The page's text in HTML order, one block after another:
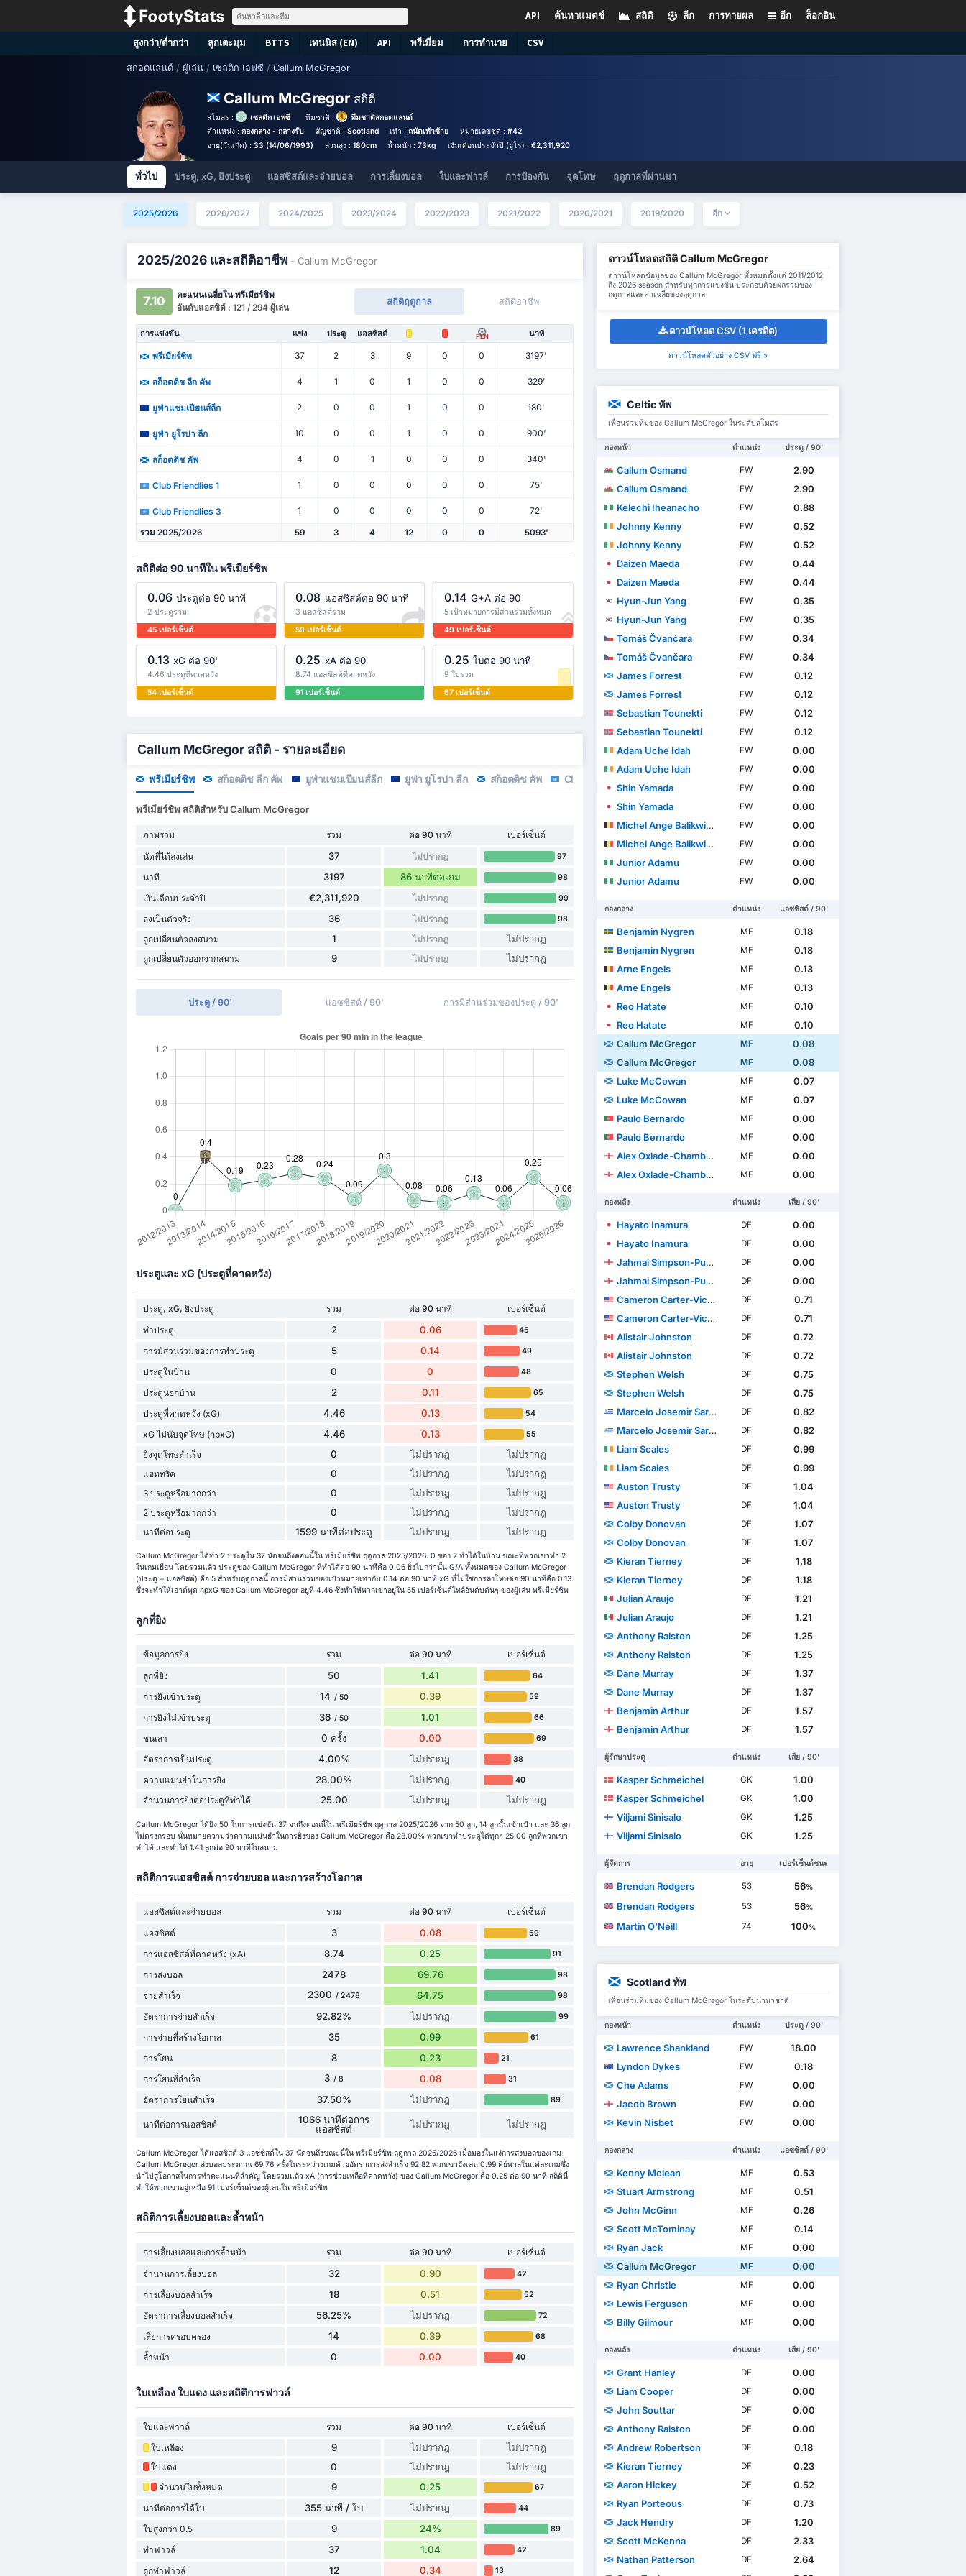
ล็อกอิน
อีก
การทายผล
ลีก
สถิติ
ค้นหาแมตช์
API
สูงกว่า/ต่ำกว่า ลูกเตะมุม BTTS เทนนิส (EN) API พรีเมี่ยม การทำนาย CSV
สกอตแลนด์ / ผู้เล่น / เซลติก เอฟซี / Callum McGregor
Callum McGregor สถิติ
สโมสร : เซลติก เอฟซี ทีมชาติ :
ทีมชาติสกอตแลนด์
ตำแหน่ง :กองกลาง - กลางรับ สัญชาติ : Scotland เท้า :ถนัดเท้าซ้าย หมายเลขชุด : #42
อายุ(วันเกิด) :33 (14/06/1993) ส่วนสูง : 180cm น้ำหนัก :73kg เงินเดือนประจำปี (ยูโร) : €2,311,920
ทั่วไป ประตู, xG, ยิงประตู แอสซิสต์และจ่ายบอล การเลี้ยงบอล ใบและฟาวล์ การป้องกัน จุดโทษ ฤดูกาลที่ผ่านมา
2025/2026 2026/2027 2024/2025 2023/2024 2022/2023 2021/2022 2020/2021 2019/2020 อีก
2025/2026 และสถิติอาชีพ - Callum McGregor
7.10
คะแนนเฉลี่ยใน พรีเมียร์ชิพ
อันดับแอสซิต์ : 121 / 294 ผู้เล่น
สถิติฤดูกาล สถิติอาชีพ
การแข่งขัน แข่ง ประตู แอสซิสต์ PEN นาที
พรีเมียร์ชิพ 37 2 3 9 0 0 3197'
สก็อตติช ลีก คัพ 4 1 0 1 0 0 329'
ยูฟ่าแชมเปียนส์ลีก 2 0 0 1 0 0 180'
ยูฟ่า ยูโรปา ลีก 10 0 0 1 0 0 900'
สก็อตติช คัพ 4 0 1 0 0 0 340'
Club Friendlies 1 1 0 0 0 0 0 75'
Club Friendlies 3 1 0 0 0 0 0 72'
รวม 2025/2026 59 3 4 12 0 0 5093'
สถิติต่อ 90 นาทีใน พรีเมียร์ชิพ
0.06 ประตูต่อ 90 นาที
2 ประตูรวม
45 เปอร์เซ็นต์
0.08 แอสซิสต์ต่อ 90 นาที
3 แอสซิสต์รวม
59 เปอร์เซ็นต์
0.14 G+A ต่อ 90
5 เป้าหมายการมีส่วนร่วมทั้งหมด
49 เปอร์เซ็นต์
0.13 xG ต่อ 90'
4.46 ประตูที่คาดหวัง
54 เปอร์เซ็นต์
0.25 xA ต่อ 90
8.74 แอสซิสต์ที่คาดหวัง
91 เปอร์เซ็นต์
0.25 ใบต่อ 90 นาที
9 ใบรวม
67 เปอร์เซ็นต์
Callum McGregor สถิติ - รายละเอียด
พรีเมียร์ชิพ สก็อตติช ลีก คัพ ยูฟ่าแชมเปียนส์ลีก ยูฟ่า ยูโรปา ลีก สก็อตติช คัพ Club Friendlies 1
พรีเมียร์ชิพ สถิติสำหรับ Callum McGregor
ภาพรวม รวม ต่อ 90 นาที
เปอร์เซ็นต์
นัดที่ได้ลงเล่น
37 ไม่ปรากฎ 97
นาที 3197 86 นาทีต่อเกม 98
เงินเดือนประจำปี €2,311,920 ไม่ปรากฎ 99
ลงเป็นตัวจริง 36 ไม่ปรากฎ 98
ถูกเปลี่ยนตัวลงสนาม 1 ไม่ปรากฎ ไม่ปรากฎ
ถูกเปลี่ยนตัวออกจากสนาม 9 ไม่ปรากฎ ไม่ปรากฎ
ประตู / 90' แอซซิสต์ / 90' การมีส่วนร่วมของประตู / 90'
ประตูและ xG (ประตูที่คาดหวัง)
ประตู, xG, ยิงประตู รวม ต่อ 90 นาที
เปอร์เซ็นต์
ทำประตู
2 0.06 45
การมีส่วนร่วมของการทำประตู 5 0.14 49
ประตูในบ้าน 0 0 48
ประตูนอกบ้าน 2 0.11 65
ประตูที่คาดหวัง (xG) 4.46 0.13 54
xG ไม่นับจุดโทษ (npxG) 4.46 0.13 55
ยิงจุดโทษสำเร็จ 0 ไม่ปรากฎ ไม่ปรากฎ
แฮททริค 0 ไม่ปรากฎ ไม่ปรากฎ
3 ประตูหรือมากกว่า 0 ไม่ปรากฎ ไม่ปรากฎ
2 ประตูหรือมากกว่า 0 ไม่ปรากฎ ไม่ปรากฎ
นาทีต่อประตู 1599 นาทีต่อประตู ไม่ปรากฎ ไม่ปรากฎ
Callum McGregor ได้ทำ 2 ประตูใน 37 นัดจนถึงตอนนี้ใน พรีเมียร์ชิพ ฤดูกาล 2025/2026. 0 ของ 2 ทำได้ในบ้าน ขณะที่พวกเขาทำ 2
ในเกมเยือน โดยรวมแล้ว ประตูของ Callum McGregor ที่ทำได้ต่อ 90 นาทีคือ 0.06 ยิ่งไปกว่านั้น G/A ทั้งหมดของ Callum McGregor
(ประตู + แอสซิสต์) คือ 5 สำหรับฤดูกาลนี้ การมีส่วนร่วมของเป้าหมายเท่ากับ 0.14 ต่อ 90 นาที xG ที่ไม่ใช่การลงโทษต่อ 90 นาทีคือ 0.13
ซึ่งจะทำให้เอาต์พุต npxG ของ Callum McGregor อยู่ที่ 4.46 ซึ่งทำให้พวกเขาอยู่ใน 55 เปอร์เซ็นต์ไทล์อันดับต้นๆ ของผู้เล่น พรีเมียร์ชิพ
ลูกที่ยิง
ข้อมูลการยิง รวม ต่อ 90 นาที
เปอร์เซ็นต์
ลูกที่ยิง
50 1.41 64
การยิงเข้าประตู 14 / 50 0.39 59
การยิงไม่เข้าประตู 36 / 50 1.01 66
ชนเสา 0 ครั้ง 0.00 69
อัตราการเป็นประตู 4.00% ไม่ปรากฎ 38
ความแม่นยำในการยิง 28.00% ไม่ปรากฎ 40
จำนวนการยิงต่อประตูที่ทำได้ 25.00 ไม่ปรากฎ ไม่ปรากฎ
Callum McGregor ได้ยิง 50 ในการแข่งขัน 37 จนถึงตอนนี้ใน พรีเมียร์ชิพ ฤดูกาล 2025/2026 จาก 50 ลูก, 14 ลูกนั้นเข้าเป้า และ 36 ลูก
ไม่ตรงกรอบ นั่นหมายความว่าความแม่นยำในการยิงของ Callum McGregor คือ 28.00% พวกเขาทำประตูได้ทุกๆ 25.00 ลูกที่พวกเขา
ทำได้ และทำได้ 1.41 ลูกต่อ 90 นาทีในสนาม
สถิติการแอสซิสต์ การจ่ายบอล และการสร้างโอกาส
แอสซิสต์และจ่ายบอล รวม ต่อ 90 นาที
เปอร์เซ็นต์
แอสซิสต์
3 0.08 59
การแอสซิสต์ที่คาดหวัง (xA) 8.74 0.25 91
การส่งบอล 2478 69.76 98
จ่ายสำเร็จ 2300 / 2478 64.75 98
อัตราการจ่ายสำเร็จ 92.82% ไม่ปรากฎ 99
การจ่ายที่สร้างโอกาส 35 0.99 61
การโยน 8 0.23 21
การโยนที่สำเร็จ 3 / 8 0.08 31
อัตราการโยนสำเร็จ 37.50% ไม่ปรากฎ 89
นาทีต่อการแอสซิสต์
1066 นาทีต่อการ
แอสซิสต์
ไม่ปรากฎ ไม่ปรากฎ
Callum McGregor ได้แอสซิสต์ 3 แอซซิสต์ใน 37 นัดจนถึงขณะนี้ใน พรีเมียร์ชิพ ฤดูกาล 2025/2026 เมื่อมองในแง่การส่งบอลของเกม
Callum McGregor ส่งบอลประมาณ 69.76 ครั้งในระหว่างเกมด้วยอัตราการส่งสำเร็จ 92.82 พวกเขายังเล่น 0.99 คีย์พาสในแต่ละเกมซึ่ง
นำไปสู่โอกาสในการทำคะแนนที่สำคัญ โดยรวมแล้ว xA (การช่วยเหลือที่คาดหวัง) ของ Callum McGregor คือ 0.25 ต่อ 90 นาที สถิตินี้
ทำให้พวกเขาอยู่เหนือ 91 เปอร์เซ็นต์ของผู้เล่นใน พรีเมียร์ชิพ
สถิติการเลี้ยงบอลและล้ำหน้า
การเลี้ยงบอลและการล้ำหน้า รวม ต่อ 90 นาที
เปอร์เซ็นต์
จำนวนการเลี้ยงบอล
32 0.90 42
การเลี้ยงบอลสำเร็จ 18 0.51 52
อัตราการเลี้ยงบอลสำเร็จ 56.25% ไม่ปรากฎ 72
เสียการครอบครอง 14 0.39 68
ล้ำหน้า 0 0.00 40
ใบเหลือง ใบแดง และสถิติการฟาวล์
ใบและฟาวล์ รวม ต่อ 90 นาที
เปอร์เซ็นต์
ใบเหลือง
9 ไม่ปรากฎ ไม่ปรากฎ
ใบแดง 0 ไม่ปรากฎ ไม่ปรากฎ
จำนวนใบทั้งหมด 9 0.25 67
นาทีต่อการได้ใบ 355 นาที / ใบ ไม่ปรากฎ 44
ใบสูงกว่า 0.5 9 24% 89
ทำฟาวล์ 37 1.04 42
ถูกทำฟาวล์ 12 0.34 13
ดาวน์โหลดสถิติ Callum McGregor
ดาวน์โหลดข้อมูลของ Callum McGregor ทั้งหมดตั้งแต่ 2011/2012
ถึง 2026 season สำหรับทุกการแข่งขัน ประกอบด้วยผลรวมของ
ฤดูกาลและค่าเฉลี่ยของฤดูกาล
ดาวน์โหลด CSV (1 เครดิต)
ดาวน์โหลดตัวอย่าง CSV ฟรี »
Celtic ทัพ
เพื่อนร่วมทีมของ Callum McGregor ในระดับสโมสร
กองหน้า ตำแหน่ง ประตู / 90'
Callum Osmand FW
2.90
Callum Osmand
FW
2.90
Kelechi Iheanacho
FW
0.88
Johnny Kenny
FW
0.52
Johnny Kenny
FW
0.52
Daizen Maeda
FW
0.44
Daizen Maeda
FW
0.44
Hyun-Jun Yang
FW
0.35
Hyun-Jun Yang
FW
0.35
Tomáš Čvančara
FW
0.34
Tomáš Čvančara
FW
0.34
James Forrest
FW
0.12
James Forrest
FW
0.12
Sebastian Tounekti
FW
0.12
Sebastian Tounekti
FW
0.12
Adam Uche Idah
FW
0.00
Adam Uche Idah
FW
0.00
Shin Yamada
FW
0.00
Shin Yamada
FW
0.00
Michel Ange Balikwisha
FW
0.00
Michel Ange Balikwisha
FW
0.00
Junior Adamu
FW
0.00
Junior Adamu
FW 0.00
กองกลาง ตำแหน่ง แอซซิสต์ / 90'
Benjamin Nygren MF
0.18
Benjamin Nygren
MF
0.18
Arne Engels
MF
0.13
Arne Engels
MF
0.13
Reo Hatate
MF
0.10
Reo Hatate
MF
0.10
Callum McGregor
MF
0.08
Callum McGregor
MF
0.08
Luke McCowan
MF
0.07
Luke McCowan
MF
0.07
Paulo Bernardo
MF
0.00
Paulo Bernardo
MF
0.00
Alex Oxlade-Chamberlain
MF
0.00
Alex Oxlade-Chamberlain
MF 0.00
กองหลัง ตำแหน่ง เสีย / 90'
Hayato Inamura DF
0.00
Hayato Inamura
DF
0.00
Jahmai Simpson-Pusey
DF
0.00
Jahmai Simpson-Pusey
DF
0.00
Cameron Carter-Vickers
DF
0.71
Cameron Carter-Vickers
DF
0.71
Alistair Johnston
DF
0.72
Alistair Johnston
DF
0.72
Stephen Welsh
DF
0.75
Stephen Welsh
DF
0.75
Marcelo Josemir Saracchi Pintos
DF
0.82
Marcelo Josemir Saracchi Pintos
DF
0.82
Liam Scales
DF
0.99
Liam Scales
DF
0.99
Auston Trusty
DF
1.04
Auston Trusty
DF
1.04
Colby Donovan
DF
1.07
Colby Donovan
DF
1.07
Kieran Tierney
DF
1.18
Kieran Tierney
DF
1.18
Julian Araujo
DF
1.21
Julian Araujo
DF
1.21
Anthony Ralston
DF
1.25
Anthony Ralston
DF
1.25
Dane Murray
DF
1.37
Dane Murray
DF
1.37
Benjamin Arthur
DF
1.57
Benjamin Arthur
DF 1.57
ผู้รักษาประตู ตำแหน่ง เสีย / 90'
Kasper Schmeichel GK
1.00
Kasper Schmeichel
GK
1.00
Viljami Sinisalo
GK
1.25
Viljami Sinisalo
GK 1.25
ผู้จัดการ อายุ เปอร์เซ็นต์ชนะ
Brendan Rodgers 53 56%
Brendan Rodgers 53 56%
Martin O'Neill 74 100%
Scotland ทัพ
เพื่อนร่วมทีมของ Callum McGregor ในระดับนานาชาติ
กองหน้า ตำแหน่ง ประตู / 90'
Lawrence Shankland FW
18.00
Lyndon Dykes
FW
0.18
Che Adams
FW
0.00
Jacob Brown
FW
0.00
Kevin Nisbet
FW 0.00
กองกลาง ตำแหน่ง แอซซิสต์ / 90'
Kenny Mclean MF
0.53
Stuart Armstrong
MF
0.51
John McGinn
MF
0.26
Scott McTominay
MF
0.14
Ryan Jack
MF
0.00
Callum McGregor
MF
0.00
Ryan Christie
MF
0.00
Lewis Ferguson
MF
0.00
Billy Gilmour
MF 0.00
กองหลัง ตำแหน่ง เสีย / 90'
Grant Hanley DF
0.00
Liam Cooper
DF
0.00
John Souttar
DF
0.00
Anthony Ralston
DF
0.00
Andrew Robertson
DF
0.18
Kieran Tierney
DF
0.23
Aaron Hickey
DF
0.52
Ryan Porteous
DF
0.73
Jack Hendry
DF
1.20
Scott McKenna
DF
2.33
Nathan Patterson
DF
2.64